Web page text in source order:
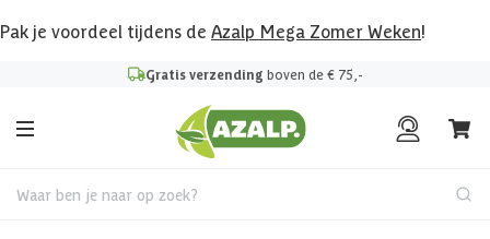
Pak je voordeel tijdens de Azalp Mega Zomer Weken!
Gratis verzending boven de € 75,-
Waar ben je naar op zoek?